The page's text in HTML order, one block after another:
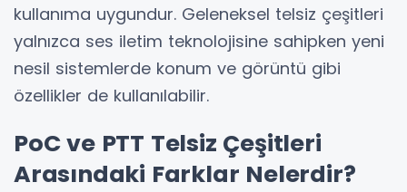
kullanıma uygundur. Geleneksel telsiz çeşitleri
yalnızca ses iletim teknolojisine sahipken yeni
nesil sistemlerde konum ve görüntü gibi
özellikler de kullanılabilir.
PoC ve PTT Telsiz Çeşitleri
Arasındaki Farklar Nelerdir?